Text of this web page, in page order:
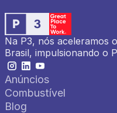
Na P3, nós aceleramos
Brasil, impulsionando o
Anúncios
Combustível
Blog